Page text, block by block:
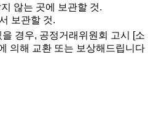
않는 곳에 보관할 것.
보관할 것.
경우, 공정거래위원회 고시 [소
의해 교환 또는 보상해드립니다